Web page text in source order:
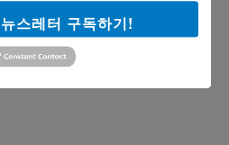
스레터 구독하기!